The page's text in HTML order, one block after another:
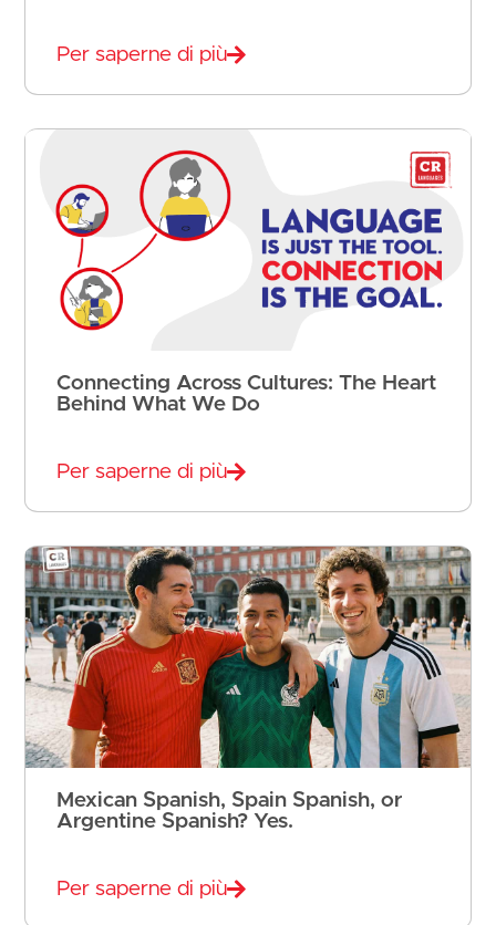
Per saperne di più
Connecting Across Cultures: The Heart
Behind What We Do
Per saperne di più
Mexican Spanish, Spain Spanish, or
Argentine Spanish? Yes.
Per saperne di più